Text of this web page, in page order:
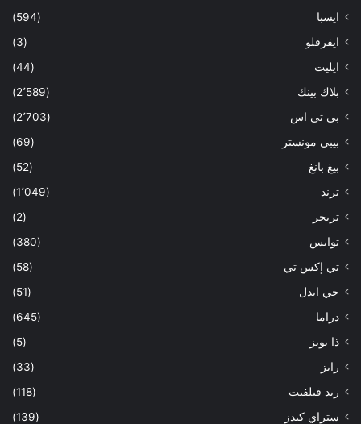
ايسبا
(594)
ايفرقلو
(3)
ايليت
(44)
بلاك بينك
(2٬589)
بي تي اس
(2٬703)
بيبي مونستر
(69)
بيغ بانغ
(52)
ترند
(1٬049)
تريجر
(2)
توايس
(380)
تي إكس تي
(58)
جي ايدل
(51)
دراما
(645)
ذا بويز
(5)
رايز
(33)
ريد فيلفيت
(118)
ستراي كيدز
(139)